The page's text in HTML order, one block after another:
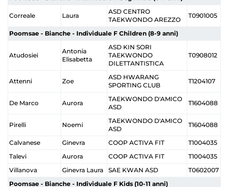
Correale Laura
ASD CENTRO
TAEKWONDO AREZZO
T0901005
Poomsae - Bianche - Individuale F Children (8-9 anni)
Atudosiei
Antonia
Elisabetta
ASD KIN SORI
TAEKWONDO
DILETTANTISTICA
T0908012
Attenni Zoe
ASD HWARANG
SPORTING CLUB
T1204107
De Marco Aurora
TAEKWONDO D'AMICO
ASD
T1604088
Pirelli Noemi
TAEKWONDO D'AMICO
ASD
T1604088
Calvanese Ginevra COOP ACTIVA FIT
T1004035
Talevi
Aurora COOP ACTIVA FIT
T1004035
Villanova
Ginevra Laura SAE KWAN ASD
T0602007
Poomsae - Bianche - Individuale F Kids (10-11 anni)